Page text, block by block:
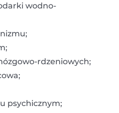
wodno-
rdzeniowych;
psychicznym;